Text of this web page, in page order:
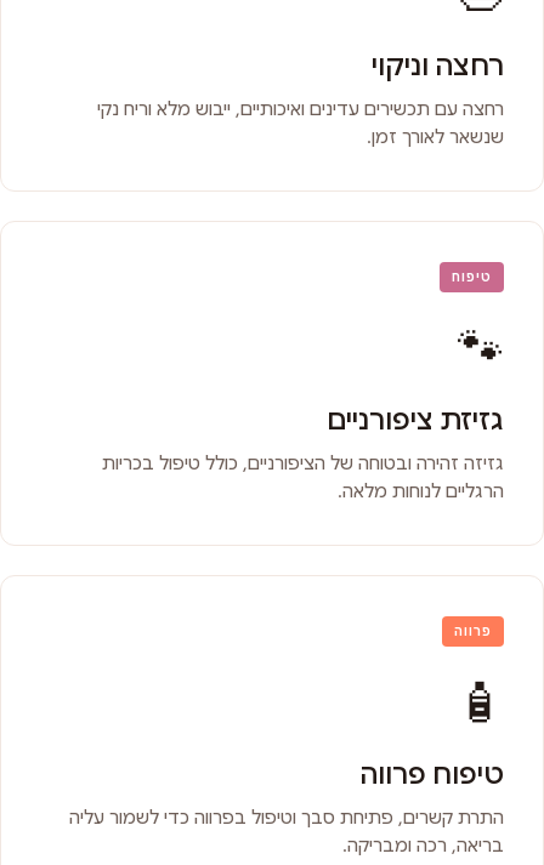
רחצה וניקוי
רחצה עם תכשירים עדינים ואיכותיים, ייבוש מלא וריח נקי
שנשאר לאורך זמן.
טיפוח
🐾
גזיזת ציפורניים
גזיזה זהירה ובטוחה של הציפורניים, כולל טיפול בכריות
הרגליים לנוחות מלאה.
פרווה
🧴
טיפוח פרווה
התרת קשרים, פתיחת סבך וטיפול בפרווה כדי לשמור עליה
בריאה, רכה ומבריקה.